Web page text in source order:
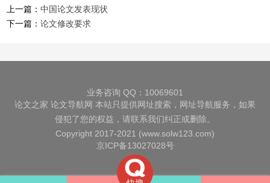
上一篇：中国论文发表现状
下一篇：论文修改要求
业务咨询 QQ：10069601
论文之家 论文导航网 本站只提供网址搜索，网址导航服务，如果
侵犯了您的权益，请联系我们纠正或删除。
Copyright 2017-2021 (www.solw123.com)
京ICP备13027028号